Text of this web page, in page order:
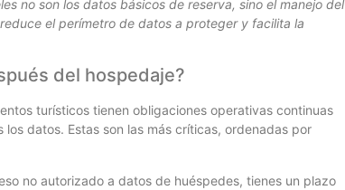
no son los datos básicos de reserva, sino el manejo del
el perímetro de datos a proteger y facilita la
del hospedaje?
turísticos tienen obligaciones operativas continuas
datos. Estas son las más críticas, ordenadas por
no autorizado a datos de huéspedes, tienes un plazo